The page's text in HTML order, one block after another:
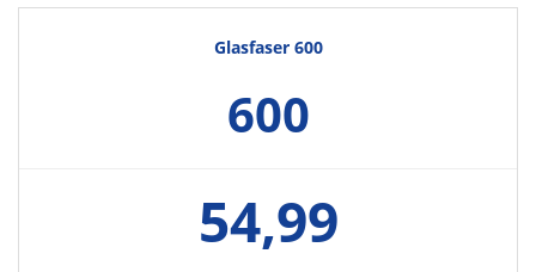
Glasfaser 600
600
54,99